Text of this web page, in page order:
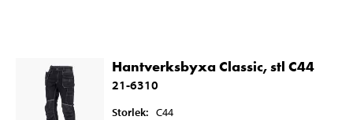
Hantverksbyxa Classic, stl C44
21-6310
Storlek: C44